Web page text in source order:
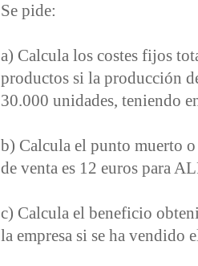
Se pide:
a) Calcula los costes fijos
productos si la producción
30.000 unidades, teniendo
b) Calcula el punto muerto
de venta es 12 euros para
c) Calcula el beneficio
la empresa si se ha vendido